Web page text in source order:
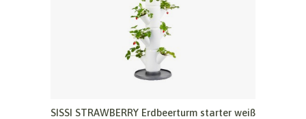
SISSI STRAWBERRY Erdbeerturm starter weiß